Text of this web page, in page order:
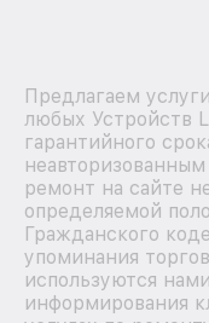
Предлагаем
любых Устройств
гарантийного
ремонт на сайте
определяемой
Гражданского
упоминания
используются
информирования